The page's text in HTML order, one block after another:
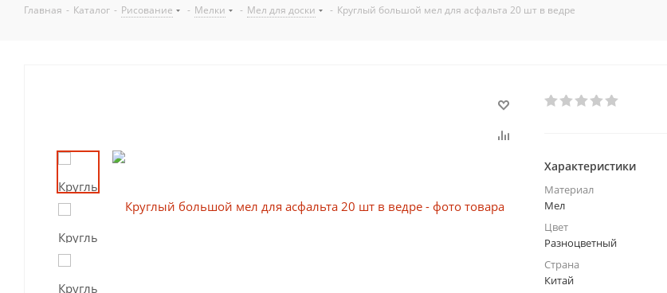
Главная - Каталог - Рисование - Мелки - Мел для доски - Круглый большой мел для асфальта 20 шт в ведре
Характеристики
Материал
Мел
Цвет
Разноцветный
Страна
Китай